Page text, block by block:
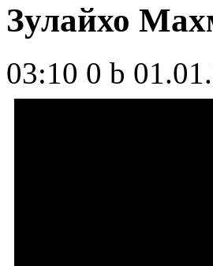
Зулайхо
03:10 0 b